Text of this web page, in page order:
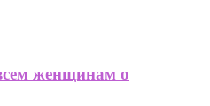
женщинам о